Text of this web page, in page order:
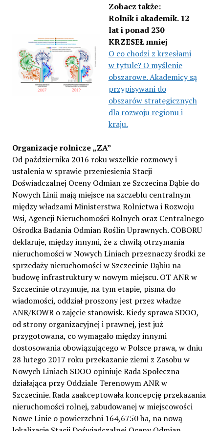
Zobacz także:
Rolnik i akademik. 12
lat i ponad 230
KRZESEŁ mniej
O co chodzi z krzesłami
w tytule? O myślenie
obszarowe. Akademicy są
przypisywani do
obszarów strategicznych
dla rozwoju regionu i
kraju.
Organizacje rolnicze „ZA”
Od października 2016 roku wszelkie rozmowy i
ustalenia w sprawie przeniesienia Stacji
Doświadczalnej Oceny Odmian ze Szczecina Dąbie do
Nowych Linii mają miejsce na szczeblu centralnym
między władzami Ministerstwa Rolnictwa i Rozwoju
Wsi, Agencji Nieruchomości Rolnych oraz Centralnego
Ośrodka Badania Odmian Roślin Uprawnych. COBORU
deklaruje, między innymi, że z chwilą otrzymania
nieruchomości w Nowych Liniach przeznaczy środki ze
sprzedaży nieruchomości w Szczecinie Dąbiu na
budowę infrastruktury w nowym miejscu. OT ANR w
Szczecinie otrzymuje, na tym etapie, pisma do
wiadomości, oddział proszony jest przez władze
ANR/KOWR o zajęcie stanowisk. Kiedy sprawa SDOO,
od strony organizacyjnej i prawnej, jest już
przygotowana, co wymagało między innymi
dostosowania obowiązującego w Polsce prawa, w dniu
28 lutego 2017 roku przekazanie ziemi z Zasobu w
Nowych Liniach SDOO opiniuje Rada Społeczna
działająca przy Oddziale Terenowym ANR w
Szczecinie. Rada zaakceptowała koncepcję przekazania
nieruchomości rolnej, zabudowanej w miejscowości
Nowe Linie o powierzchni 164,6750 ha, na nową